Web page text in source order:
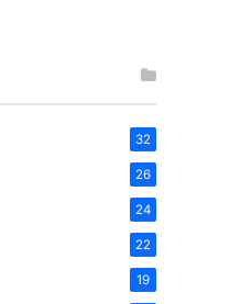
32
26
24
22
19